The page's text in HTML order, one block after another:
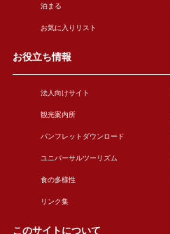
泊まる
お気に入りリスト
お役立ち情報
法人向けサイト
観光案内所
パンフレットダウンロード
ユニバーサルツーリズム
食の多様性
リンク集
このサイトについて